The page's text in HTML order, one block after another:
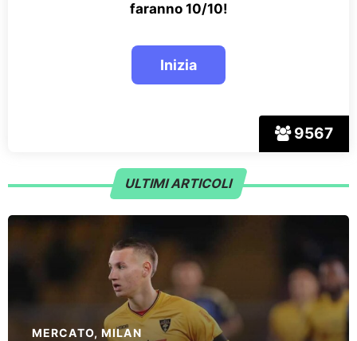
9567
faranno 10/10!
ULTIMI ARTICOLI
MERCATO,MILAN